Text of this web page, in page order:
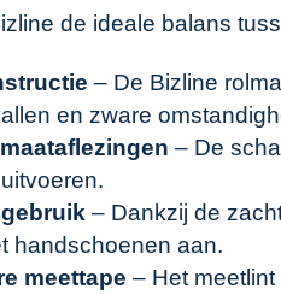
de ideale balans
– De Bizline
en zware
– De
– Dankzij de
handschoenen aan.
meettape – Het